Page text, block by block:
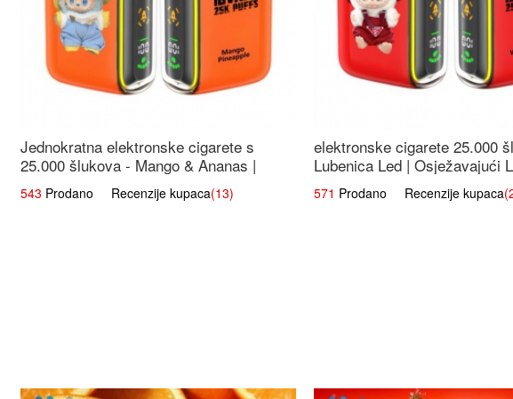
Jednokratna elektronske cigarete s
25.000 šlukova - Mango & Ananas |
Egzotična Voćna Mješavina
543 Prodano Recenzije kupaca(13)
elektronske cigarete 25.000
Lubenica Led | Osježavajući
571 Prodano Recenzije kupaca